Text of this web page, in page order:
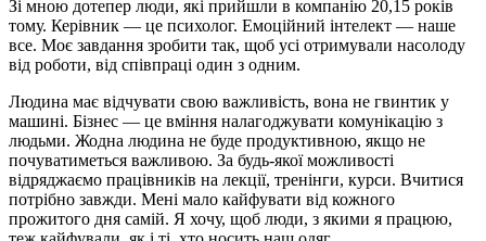
Зі мною дотепер люди, які прийшли в компанію 20,15 років
тому. Керівник — це психолог. Емоційний інтелект — наше
все. Моє завдання зробити так, щоб усі отримували насолоду
від роботи, від співпраці один з одним.
Людина має відчувати свою важливість, вона не гвинтик у
машині. Бізнес — це вміння налагоджувати комунікацію з
людьми. Жодна людина не буде продуктивною, якщо не
почуватиметься важливою. За будь-якої можливості
відряджаємо працівників на лекції, тренінги, курси. Вчитися
потрібно завжди. Мені мало кайфувати від кожного
прожитого дня самій. Я хочу, щоб люди, з якими я працюю,